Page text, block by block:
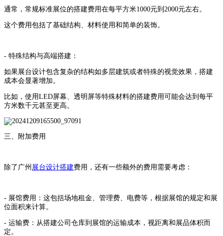
通常，常规标准展位的搭建费用在每平方米1000元到2000元左右。
这个费用包括了基础结构、材料使用和简单的装饰。
- 特殊结构与高端搭建：
如果展台设计包含复杂的结构如多层建筑或者特殊的视觉效果，搭建
成本会显著增加。
比如，使用LED屏幕、透明屏等特殊材料的搭建费用可能会达到每平
方米数千元甚至更高。
三、附加费用
除了广州 展台设计搭建费用，还有一些额外的费用需要考虑：
- 展馆费用：这包括场地租金、管理费、电费等，根据展馆的规定和展
位面积来计算。
- 运输费：从搭建公司仓库到展馆的运输成本，视距离和展品体积而
定。